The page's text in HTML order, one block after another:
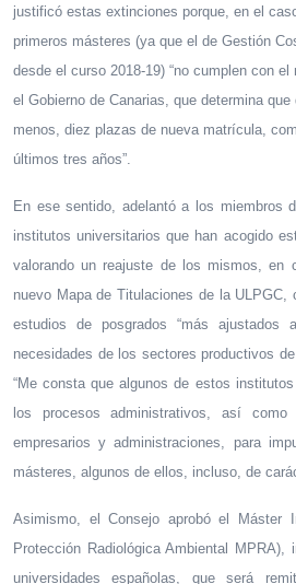
justificó estas extinciones porque, en el
primeros másteres (ya que el de Gestión
desde el curso 2018-19) “no cumplen con
el Gobierno de Canarias, que determina que
menos, diez plazas de nueva matrícula,
últimos tres años”.
En ese sentido, adelantó a los miembros
institutos universitarios que han acogido
valorando un reajuste de los mismos, en
nuevo Mapa de Titulaciones de la ULPGC,
estudios de posgrados “más ajustados
necesidades de los sectores productivos
“Me consta que algunos de estos
los procesos administrativos, así
empresarios y administraciones, para
másteres, algunos de ellos, incluso, de
Asimismo, el Consejo aprobó el Máster
Protección Radiológica Ambiental MPRA),
universidades españolas, que será